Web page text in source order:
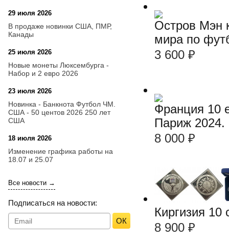
29 июля 2026
В продаже новинки США, ПМР,
Канады
25 июля 2026
Новые монеты Люксембурга -
Набор и 2 евро 2026
23 июля 2026
Новинка - Банкнота Футбол ЧМ.
США - 50 центов 2026 250 лет
США
18 июля 2026
Изменение графика работы на
18.07 и 25.07
Все новости →
Подписаться на новости:
ОК
Остров Мэн
мира по
3 600 ₽
Франция 10
Париж 2024.
8 000 ₽
Киргизия
8 900 ₽